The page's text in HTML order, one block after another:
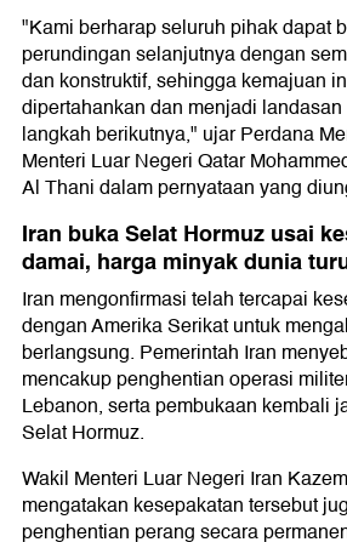
"Kami berharap seluruh pihak dapat
perundingan selanjutnya dengan
dan konstruktif, sehingga kemajuan
dipertahankan dan menjadi
langkah berikutnya," ujar Perdana
Menteri Luar Negeri Qatar
Al Thani dalam pernyataan yang
Iran buka Selat Hormuz usai
damai, harga minyak dunia
Iran mengonfirmasi telah tercapai
dengan Amerika Serikat untuk
berlangsung. Pemerintah Iran
mencakup penghentian operasi
Lebanon, serta pembukaan kembali
Selat Hormuz.
Wakil Menteri Luar Negeri Iran
mengatakan kesepakatan tersebut
penghentian perang secara